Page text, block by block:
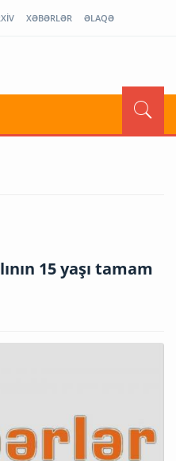
XƏBƏRLƏR ƏLAQƏ
15 yaşı tamam